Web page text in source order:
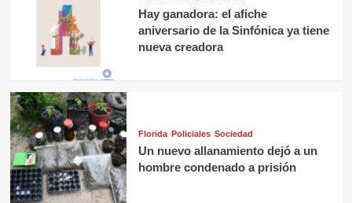
Hay ganadora: el afiche
aniversario de la Sinfónica ya tiene
nueva creadora
Florida Policiales Sociedad
Un nuevo allanamiento dejó a un
hombre condenado a prisión